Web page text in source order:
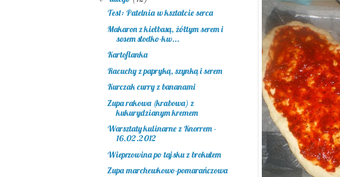
Test: Patelnia w kształcie serca
Makaron z kiełbasą, żółtym serem i
sosem słodko-kw...
Kartoflanka
Racuchy z papryką, szynką i serem
Kurczak curry z bananami
Zupa rakowa (krabowa) z
kukurydzianym kremem
Warsztaty kulinarne z Knorrem -
16.02.2012
Wieprzowina po tajsku z brokułem
Zupa marchewkowo-pomarańczowa